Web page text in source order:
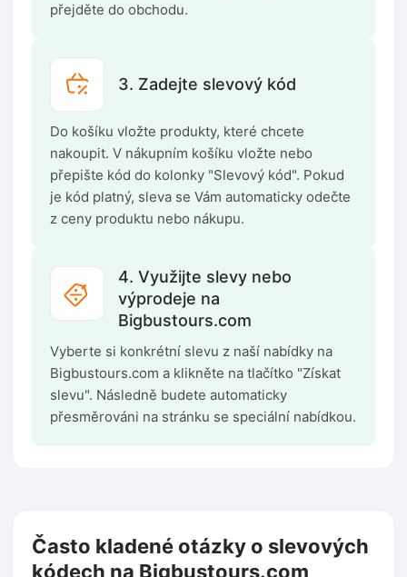
přejděte do obchodu.
3. Zadejte slevový kód
Do košíku vložte produkty, které chcete
nakoupit. V nákupním košíku vložte nebo
přepište kód do kolonky "Slevový kód". Pokud
je kód platný, sleva se Vám automaticky odečte
z ceny produktu nebo nákupu.
4. Využijte slevy nebo
výprodeje na
Bigbustours.com
Vyberte si konkrétní slevu z naší nabídky na
Bigbustours.com a klikněte na tlačítko "Získat
slevu". Následně budete automaticky
přesměrováni na stránku se speciální nabídkou.
Často kladené otázky o slevových
kódech na Bigbustours.com